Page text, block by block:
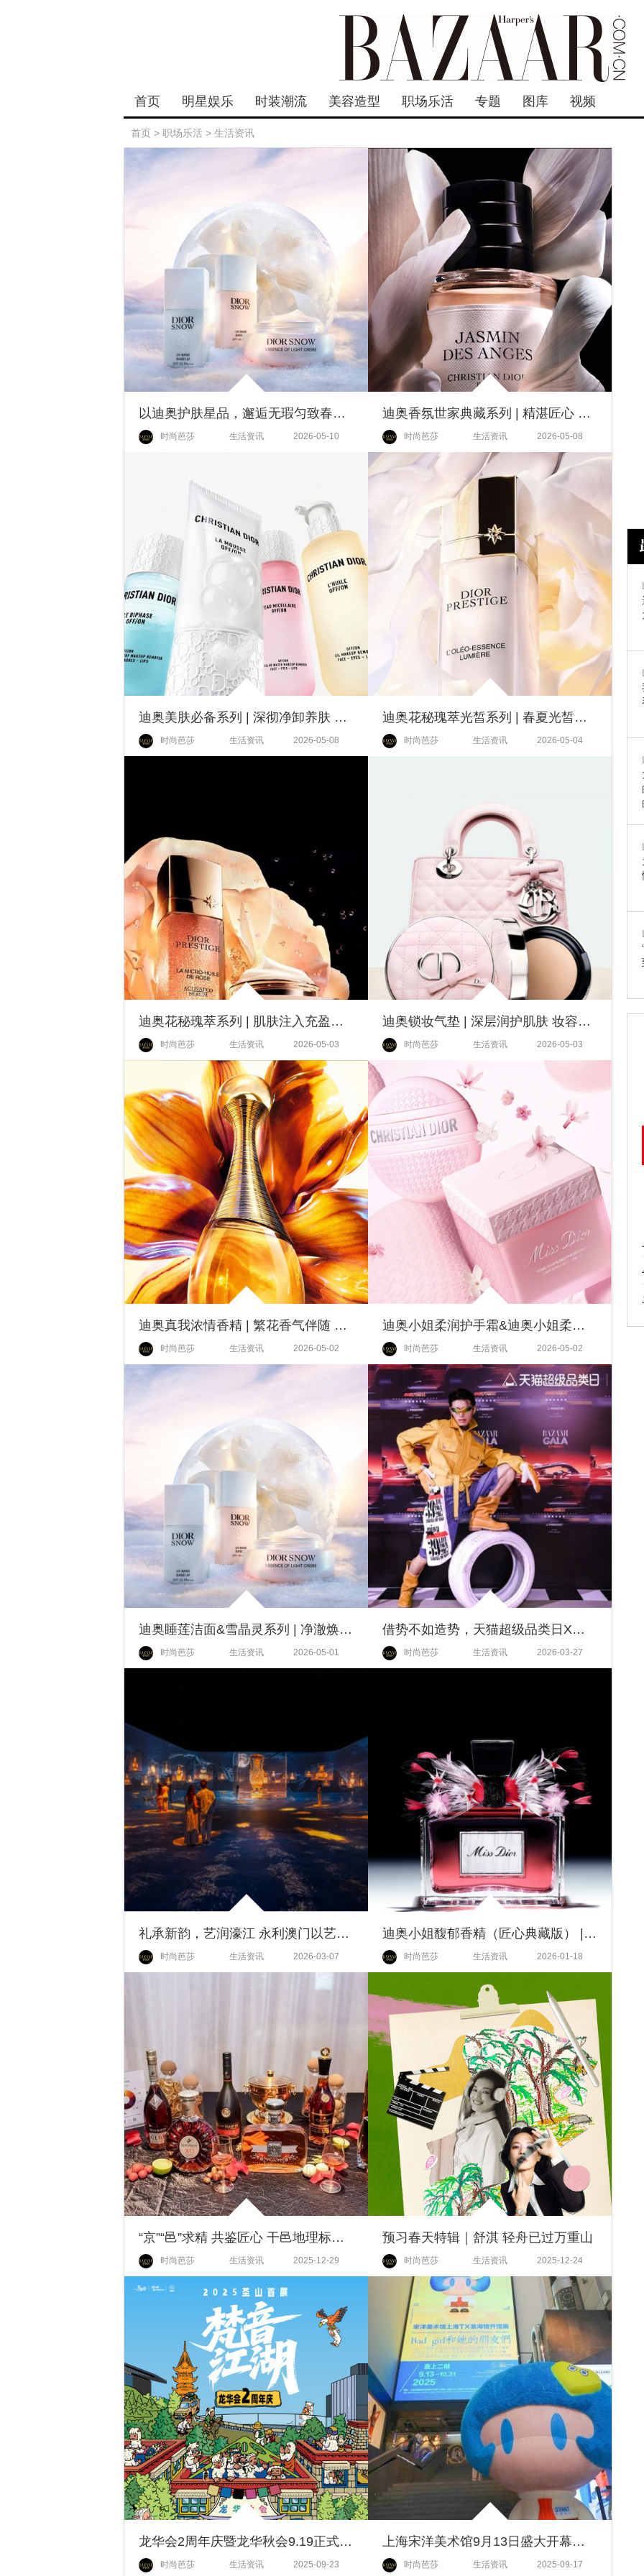
首页 明星娱乐 时装潮流 美容造型 职场乐活 专题 图库 视频
首页 > 职场乐活 > 生活资讯
以迪奥护肤星品，邂逅无瑕匀致春日雪白肌
时尚芭莎 生活资讯 2026-05-10
迪奥香氛世家典藏系列 | 精湛匠心 重塑调香艺术
时尚芭莎 生活资讯 2026-05-08
迪奥美肤必备系列 | 深彻净卸养肤 拿捏通透好肌肤
时尚芭莎 生活资讯 2026-05-08
迪奥花秘瑰萃光皙系列 | 春夏光皙焕白之旅 重塑匀致年轻肌
时尚芭莎 生活资讯 2026-05-04
迪奥花秘瑰萃系列 | 肌肤注入充盈饱满能量 尽现永恒年轻光采
时尚芭莎 生活资讯 2026-05-03
迪奥锁妆气垫 | 深层润护肌肤 妆容光采整日如初
时尚芭莎 生活资讯 2026-05-03
迪奥真我浓情香精 | 繁花香气伴随 绽放真我光芒
时尚芭莎 生活资讯 2026-05-02
迪奥小姐柔润护手霜&迪奥小姐柔润润肤乳霜 | 沁香舒悦 开启芬芳时刻
时尚芭莎 生活资讯 2026-05-02
迪奥睡莲洁面&雪晶灵系列 | 净澈焕亮 肌肤尽享精致呵护
时尚芭莎 生活资讯 2026-05-01
借势不如造势，天猫超级品类日X芭莎F1极速派对重新定义趋势营销逻辑
时尚芭莎 生活资讯 2026-03-27
礼承新韵，艺润濠江 永利澳门以艺术年礼焕新新春气象
时尚芭莎 生活资讯 2026-03-07
迪奥小姐馥郁香精（匠心典藏版） | 卓越羽饰工艺 尽显高订精髓
时尚芭莎 生活资讯 2026-01-18
“京”“邑”求精 共鉴匠心 干邑地理标志认证十六周年派对
时尚芭莎 生活资讯 2025-12-29
预习春天特辑｜舒淇 轻舟已过万重山
时尚芭莎 生活资讯 2025-12-24
龙华会2周年庆暨龙华秋会9.19正式启幕，纯正藏风市集首现上海
时尚芭莎 生活资讯 2025-09-23
上海宋洋美术馆9月13日盛大开幕，Bad Girl与全球艺术IP共创未来
时尚芭莎 生活资讯 2025-09-17